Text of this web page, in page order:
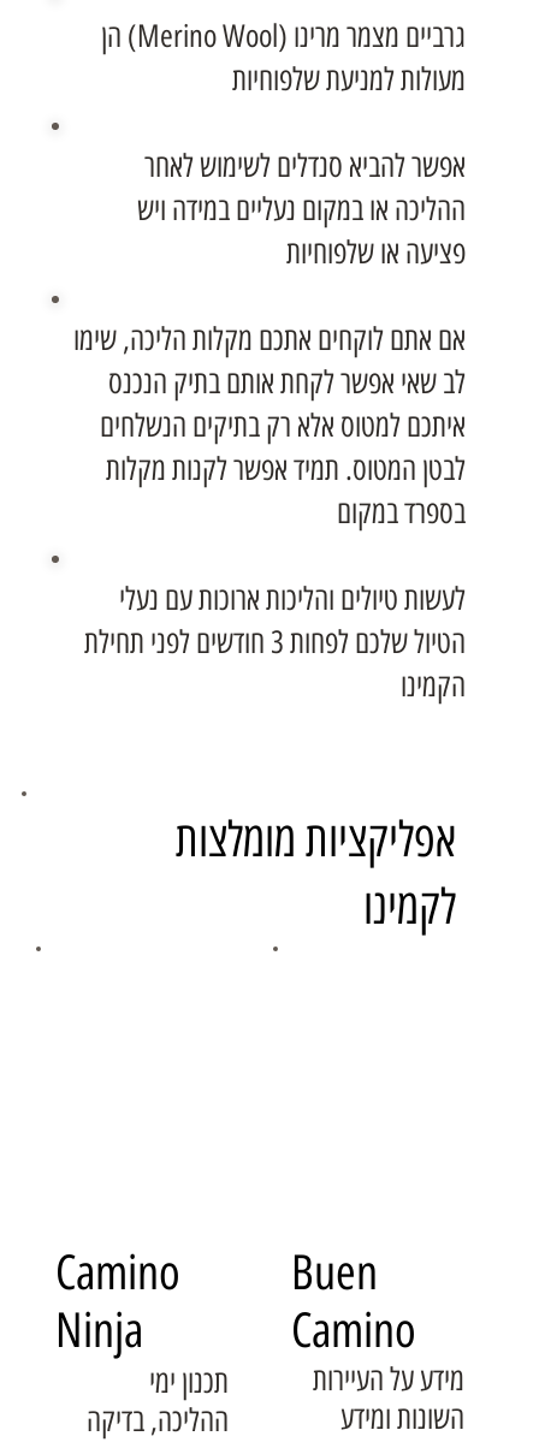
גרביים מצמר מרינו (Merino Wool) הן
מעולות למניעת שלפוחיות
אפשר להביא סנדלים לשימוש לאחר
ההליכה או במקום נעליים במידה ויש
פציעה או שלפוחיות
אם אתם לוקחים אתכם מקלות הליכה, שימו
לב שאי אפשר לקחת אותם בתיק הנכנס
איתכם למטוס אלא רק בתיקים הנשלחים
לבטן המטוס. תמיד אפשר לקנות מקלות
בספרד במקום
לעשות טיולים והליכות ארוכות עם נעלי
הטיול שלכם לפחות 3 חודשים לפני תחילת
הקמינו
אפליקציות מומלצות
לקמינו
Camino
Ninja
תכנון ימי
ההליכה, בדיקה
Buen
Camino
מידע על העיירות
השונות ומידע